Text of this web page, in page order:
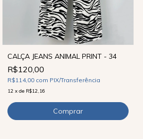
CALÇA JEANS ANIMAL PRINT - 34
R$120,00
R$114,00 com PIX/Transferência
12 x de R$12,16